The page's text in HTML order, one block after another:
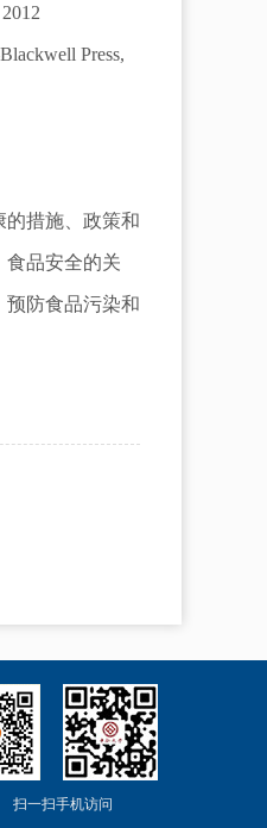
Press,
措施、政策和
食品安全的关
预防食品污染和
扫一扫手机访问